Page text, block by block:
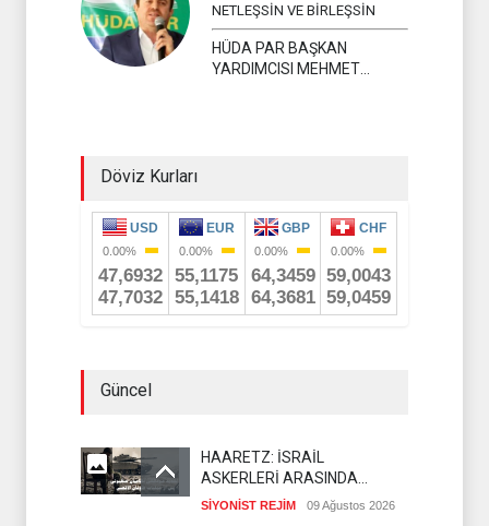
NETLEŞSİN VE BİRLEŞSİN
HÜDA PAR BAŞKAN
YARDIMCISI MEHMET
Döviz Kurları
Güncel
HAARETZ: İSRAİL
ASKERLERİ ARASINDA
İNTİHAR ORANI ARTIYOR
SİYONİST REJİM 09 Ağustos 2026